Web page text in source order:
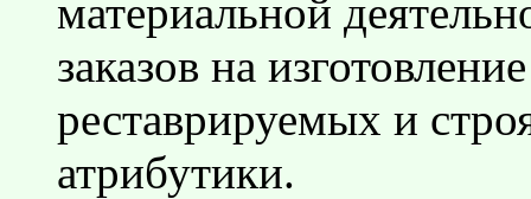
материальной
заказов на
реставрируемых и
атрибутики.